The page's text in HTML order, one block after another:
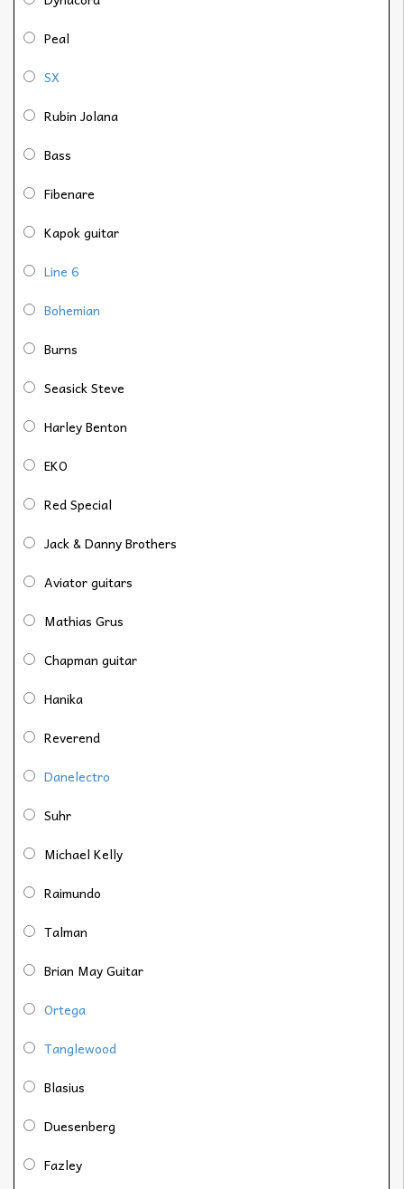
Peal
SX
Rubin Jolana
Bass
Fibenare
Kapok guitar
Line 6
Bohemian
Burns
Seasick Steve
Harley Benton
EKO
Red Special
Jack & Danny Brothers
Aviator guitars
Mathias Grus
Chapman guitar
Hanika
Reverend
Danelectro
Suhr
Michael Kelly
Raimundo
Talman
Brian May Guitar
Ortega
Tanglewood
Blasius
Duesenberg
Fazley